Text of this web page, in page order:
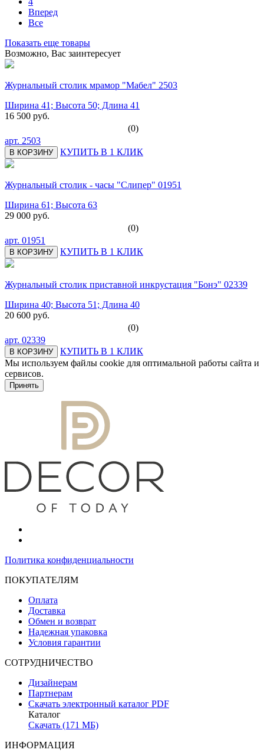
Вперед
Все
Показать еще товары
Возможно, Вас заинтересует
Журнальный столик мрамор "Мабел" 2503
Ширина 41; Высота 50; Длина 41
16 500 руб.
(0)
арт. 2503
В КОРЗИНУ КУПИТЬ В 1 КЛИК
Журнальный столик - часы "Слипер" 01951
Ширина 61; Высота 63
29 000 руб.
(0)
арт. 01951
В КОРЗИНУ КУПИТЬ В 1 КЛИК
Журнальный столик приставной инкрустация "Бонэ" 02339
Ширина 40; Высота 51; Длина 40
20 600 руб.
(0)
арт. 02339
В КОРЗИНУ
КУПИТЬ В 1 КЛИК
Мы используем файлы cookie для оптимальной работы сайта и
сервисов.
Принять
Политика конфиденциальности
ПОКУПАТЕЛЯМ
Оплата
Доставка
Обмен и возврат
Надежная упаковка
Условия гарантии
СОТРУДНИЧЕСТВО
Дизайнерам
Партнерам
Скачать электронный каталог PDF
Каталог
Скачать (171 МБ)
ИНФОРМАЦИЯ